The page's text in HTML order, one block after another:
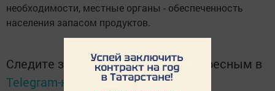
необходимости, местные органы - обеспеченность
населения запасом продуктов.
Следите за самым важным и интересным в
Telegram-канале
Татмедиа